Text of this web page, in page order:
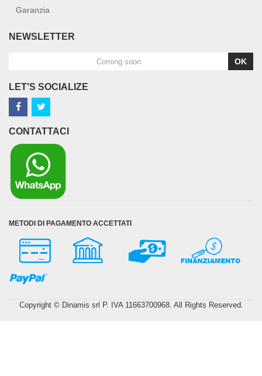
Garanzia
NEWSLETTER
OK
LET'S SOCIALIZE
CONTATTACI
METODI DI PAGAMENTO ACCETTATI
Copyright © Dinamis srl P. IVA 11663700968. All Rights Reserved.